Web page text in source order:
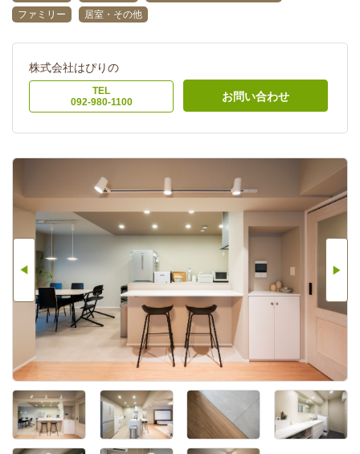
ファミリー 居室・その他
株式会社はぴりの
TEL
092-980-1100
お問い合わせ